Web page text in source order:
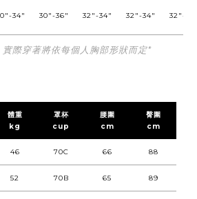
34" 30"-36" 32"-34" 32"-34" 32"-
際穿著將依每個人胸部形狀而定*
體重
kg
罩杯
cup
腰圍
cm
臀圍
cm
46 70C 66 88
52 70B 65 89